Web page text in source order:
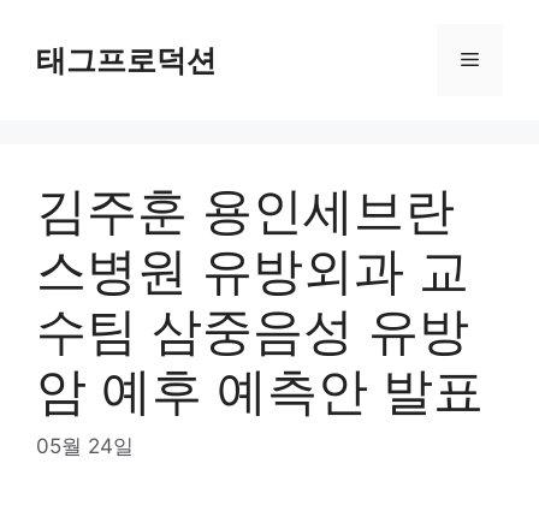
content태그프로덕션 Menu
김주훈 용인세브란
스병원 유방외과 교
수팀 삼중음성 유방
암 예후 예측안 발표
05월 24일